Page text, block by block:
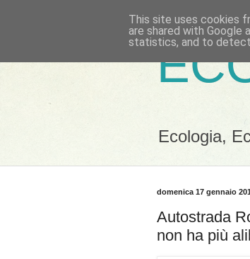
Ecologia,
domenica 17 gennaio
Autostrada
non ha più
This site uses cookies
are shared with Google
statistics, and to detect